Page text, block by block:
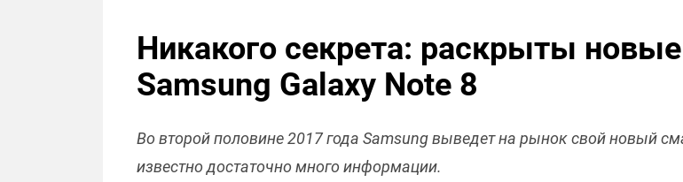
Никакого секрета: раскрыты
Samsung Galaxy Note 8
Во второй половине 2017 года Samsung выведет на рынок свой новый
известно достаточно много информации.